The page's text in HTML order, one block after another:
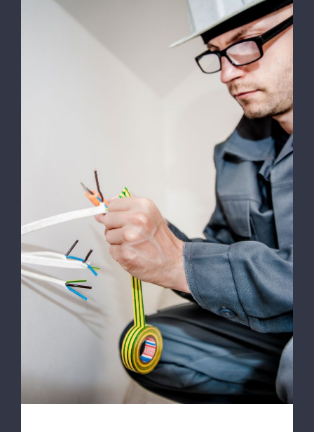
Energy Survey Job